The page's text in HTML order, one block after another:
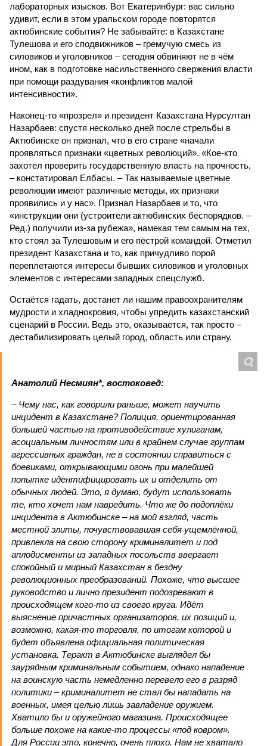
лабораторных изысков. Вот Екатеринбург: вас сильно
удивит, если в этом уральском городе повторятся
актюбинские события? Не забывайте: в Казахстане
Тулешова и его сподвижников – гремучую смесь из
силовиков и уголовников – сегодня обвиняют не в чём
ином, как в подготовке насильственного свержения власти
при помощи раздувания «конфликтов малой
интенсивности».
Наконец-то «прозрел» и президент Казахстана Нурсултан
Назарбаев: спустя несколько дней после стрельбы в
Актюбинске он признал, что в его стране «начали
проявляться признаки «цветных революций». «Кое-кто
захотел проверить государственную власть на прочность,
– констатировал Елбасы. – Так называемые цветные
революции имеют различные методы, их признаки
проявились и у нас». Признал Назарбаев и то, что
«инструкции они (устроители актюбинских беспорядков. –
Ред.) получили из-за рубежа», намекая тем самым на тех,
кто стоял за Тулешовым и его пёстрой командой. Отметил
президент Казахстана и то, как причудливо порой
переплетаются интересы бывших силовиков и уголовных
элементов с интересами западных спецслужб.
Остаётся гадать, достанет ли нашим правоохранителям
мудрости и хладнокровия, чтобы упредить казахстанский
сценарий в России. Ведь это, оказывается, так просто –
дестабилизировать целый город, область или страну.
Анатолий Несмиян*, востоковед:
– Чему нас, как говорили раньше, может научить
инцидент в Казахстане? Полиция, ориентированная
большей частью на противодействие хулиганам,
асоциальным личностям или в крайнем случае группам
агрессивных граждан, не в состоянии справиться с
боевиками, открывающими огонь при малейшей
попытке идентифицировать их и отделить от
обычных людей. Это, я думаю, будут использовать
те, кто хочет нам навредить. Что же до подоплёки
инцидента в Актюбинске – на мой взгляд, часть
местной элиты, почувствовавшая себя ущемлённой,
привлекла на свою сторону криминалитет и под
аплодисменты из западных посольств ввергает
спокойный и мирный Казахстан в бездну
революционных преобразований. Похоже, что высшее
руководство и лично президент подозревают в
происходящем кого-то из своего круга. Идёт
выяснение причастных организаторов, их позиций и,
возможно, какая-то торговля, по итогам которой и
будет объявлена официальная политическая
установка. Теракт в Актюбинске выглядел бы
заурядным криминальным событием, однако нападение
на воинскую часть немедленно перевело его в разряд
политики – криминалитет не стал бы нападать на
военных, имея целью лишь завладение оружием.
Хватило бы и оружейного магазина. Происходящее
больше похоже на какие-то процессы «под ковром».
Для России это, конечно, очень плохо. Нам не хватало